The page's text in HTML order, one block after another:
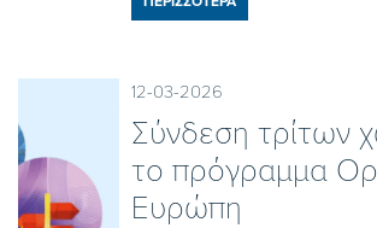
12-03-2026
Σύνδεση τρίτων
το πρόγραμμα
Ευρώπη